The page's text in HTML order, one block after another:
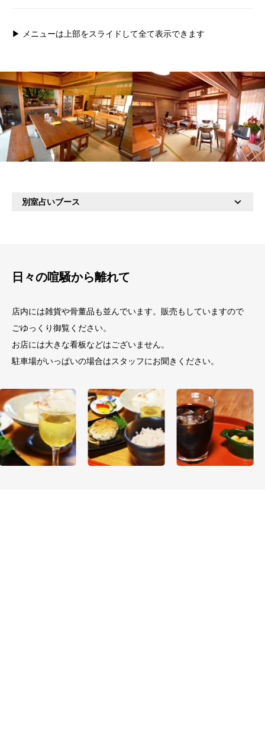
▶︎ メニューは上部をスライドして全て表示できます
別室占いブース
日々の喧騒から離れて
店内には雑貨や骨董品も並んでいます。販売もしていますので
ごゆっくり御覧ください。
お店には大きな看板などはございません。
駐車場がいっぱいの場合はスタッフにお聞きください。